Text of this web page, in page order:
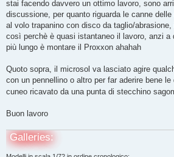
a
g
o
stai facendo davvero un ottimo lavoro, sono
discussione, per quanto riguarda le canne
al volo trapanino con disco da taglio/
così perchè è quasi istantaneo il lavoro, anzi a
più lungo è montare il Proxxon ahahah
Quoto sopra, il microsol va lasciato agire
con un pennellino o altro per far aderire bene
cuneo ricavato da una punta di stecchino
Buon lavoro
Galleries: